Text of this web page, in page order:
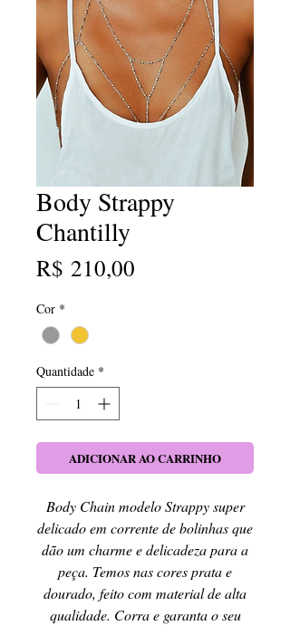
Body Strappy
Chantilly
R$ 210,00
Cor *
Quantidade *
ADICIONAR AO CARRINHO
Body Chain modelo Strappy super
delicado em corrente de bolinhas que
dão um charme e delicadeza para a
peça. Temos nas cores prata e
dourado, feito com material de alta
qualidade. Corra e garanta o seu